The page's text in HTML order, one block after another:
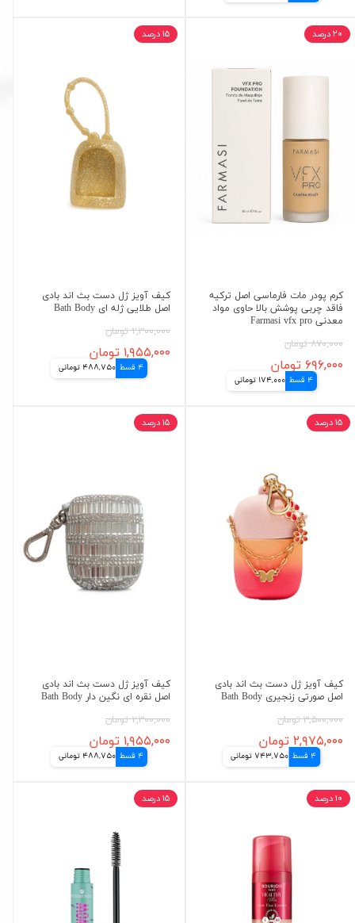
کرم پودر مات فارماسی اصل ترکیه
فاقد چربی پوشش بالا حاوی مواد
معدنی Farmasi vfx pro
۸۷۰,۰۰۰ تومان
۶۹۶,۰۰۰ تومان
4 قسط 174,000 تومانی
۲۰ درصد
کیف آویز ژل دست بث اند بادی
اصل طلایی ژله ای Bath Body
۲,۳۰۰,۰۰۰ تومان
۱,۹۵۵,۰۰۰ تومان
4 قسط 488,750 تومانی
۱۵ درصد
کیف آویز ژل دست بث اند بادی
اصل صورتی زنجیری Bath Body
۳,۵۰۰,۰۰۰ تومان
۲,۹۷۵,۰۰۰ تومان
4 قسط 743,750 تومانی
۱۵ درصد
کیف آویز ژل دست بث اند بادی
اصل نقره ای نگین دار Bath Body
۲,۳۰۰,۰۰۰ تومان
۱,۹۵۵,۰۰۰ تومان
4 قسط 488,750 تومانی
۱۵ درصد
۱۰ درصد ۱۵ درصد